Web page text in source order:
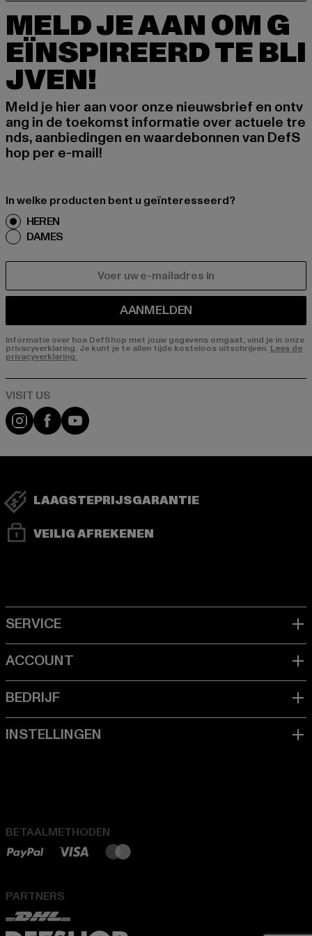
MELD JE AAN OM G
EÏNSPIREERD TE BLI
JVEN!
Meld je hier aan voor onze nieuwsbrief en ontv
ang in de toekomst informatie over actuele tre
nds, aanbiedingen en waardebonnen van DefS
hop per e-mail!
In welke producten bent u geïnteresseerd?
HEREN
DAMES
AANMELDEN
Informatie over hoe DefShop met jouw gegevens omgaat, vind je in onze
privacyverklaring. Je kunt je te allen tijde kosteloos uitschrijven. Lees de
privacyverklaring.
Visit our Instagram page:
Visit our Facebook page:
Visit our YouTube channel:
LAAGSTEPRIJSGARANTIE
VEILIG AFREKENEN
BETAALMETHODEN
PARTNERS